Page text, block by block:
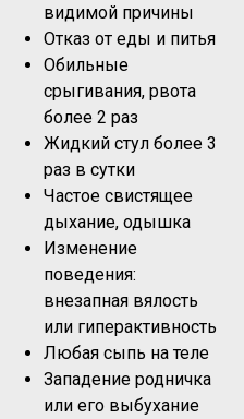
видимой причины
Отказ от еды и питья
Обильные
срыгивания, рвота
более 2 раз
Жидкий стул более 3
раз в сутки
Частое свистящее
дыхание, одышка
Изменение
поведения:
внезапная вялость
или гиперактивность
Любая сыпь на теле
Западение родничка
или его выбухание